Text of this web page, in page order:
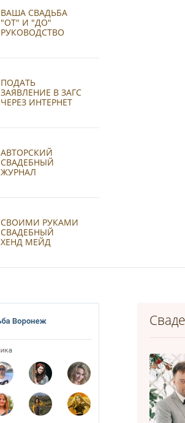
ВАША СВАДЬБА
"ОТ" И "ДО"
РУКОВОДСТВО
ПОДАТЬ
ЗАЯВЛЕНИЕ В ЗАГС
ЧЕРЕЗ ИНТЕРНЕТ
АВТОРСКИЙ
СВАДЕБНЫЙ
ЖУРНАЛ
СВОИМИ РУКАМИ
СВАДЕБНЫЙ
ХЕНД МЕЙД